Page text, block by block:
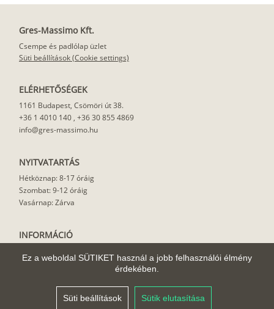
Ez a weboldal SÜTIKET használ a jobb felhasználói élmény
érdekében.
Süti beállítások Sütik elutasítása
Gres-Massimo Kft.
Csempe és padlólap üzlet
Süti beállítások (Cookie settings)
ELÉRHETŐSÉGEK
1161 Budapest, Csömöri út 38.
+36 1 4010 140 , +36 30 855 4869
info@gres-massimo.hu
NYITVATARTÁS
Hétköznap: 8-17 óráig
Szombat: 9-12 óráig
Vasárnap: Zárva
INFORMÁCIÓ
Felhasználási javaslat